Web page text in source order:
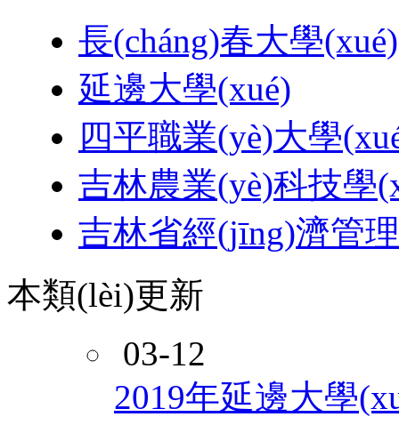
長(cháng)春大學(xué)
延邊大學(xué)
四平職業(yè)大學
吉林農業(yè)科技學
吉林省經(jīng)濟管
本類(lèi)更新
03-12
2019年延邊大學